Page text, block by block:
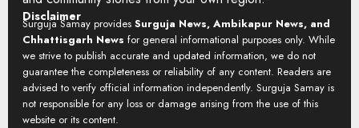
Disclaimer
Surguja Samay provides Surguja News, Ambikapur News, and
Chhattisgarh News for general informational purposes only. While
we strive to publish accurate and updated information, we do not
guarantee the completeness or reliability of any content. Readers are
advised to verify official information independently. Surguja Samay is
not responsible for any loss or damage arising from the use of this
website or its content.